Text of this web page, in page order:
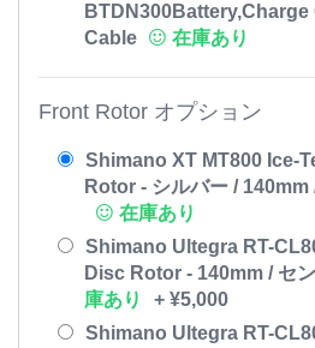
BTDN300Battery,Charge
Cable
在庫あり
Front Rotor オプション
Shimano XT MT800 Ice-
Rotor - シルバー / 140mm
在庫あり
Shimano Ultegra RT-
Disc Rotor - 140mm / セ
庫あり
+ ¥5,000
Shimano Ultegra RT-